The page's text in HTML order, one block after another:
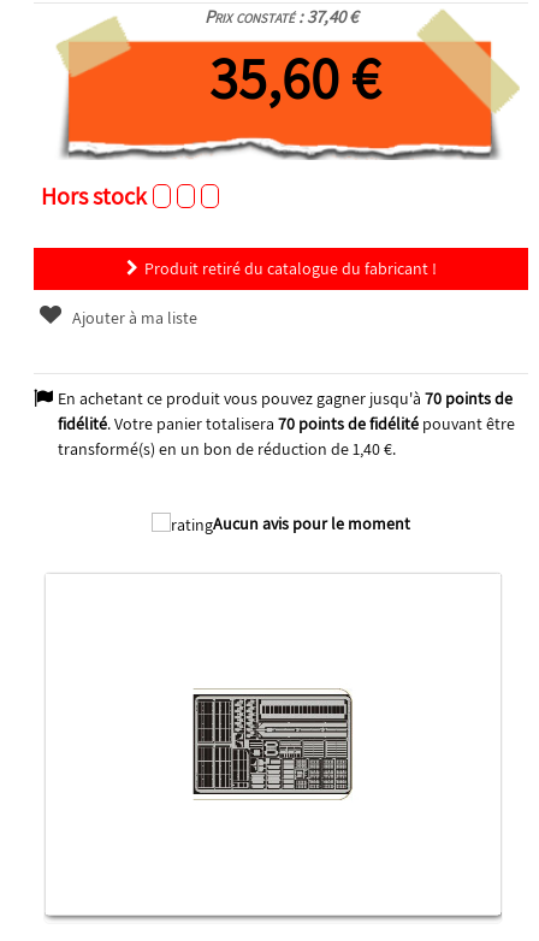
Prix constaté : 37,40 €
35,60 €
Hors stock
Produit retiré du catalogue du fabricant !
Ajouter à ma liste
En achetant ce produit vous pouvez gagner jusqu'à 70points de
fidélité. Votre panier totalisera 70points de fidélitépouvant être
transformé(s) en un bon de réduction de1,40 €.
Aucun avis pour le moment